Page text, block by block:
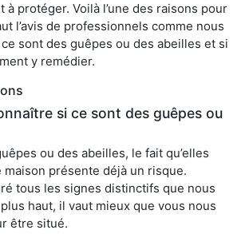
à protéger. Voilà l’une des raisons pour
l’avis de professionnels comme nous
sont des guêpes ou des abeilles et si
y remédier.
si ce sont des guêpes ou
ou des abeilles, le fait qu’elles
présente déjà un risque.
tous les signes distinctifs que nous
haut, il vaut mieux que vous nous
être situé.